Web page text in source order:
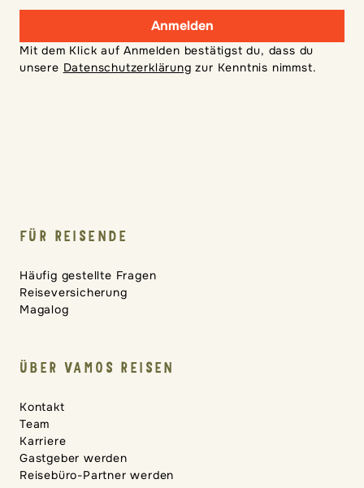
Anmelden
Mit dem Klick auf Anmelden bestätigst du, dass du
unsere Datenschutzerklärung zur Kenntnis nimmst.
FÜR REISENDE
Häufig gestellte Fragen
Reiseversicherung
Magalog
ÜBER VAMOS REISEN
Kontakt
Team
Karriere
Gastgeber werden
Reisebüro-Partner werden